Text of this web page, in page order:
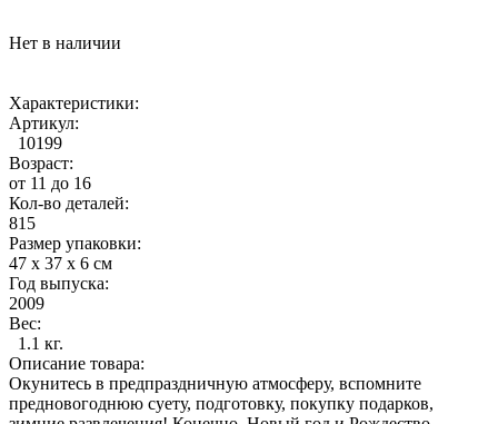
Нет в наличии
Характеристики:
Артикул:
10199
Возраст:
от 11 до 16
Кол-во деталей:
815
Размер упаковки:
47 x 37 x 6 см
Год выпуска:
2009
Вес:
1.1 кг.
Описание товара:
Окунитесь в предпраздничную атмосферу, вспомните
предновогоднюю суету, подготовку, покупку подарков,